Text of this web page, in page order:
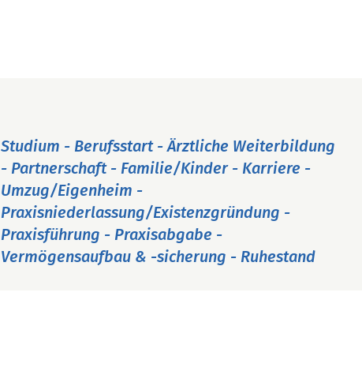
Studium - Berufsstart - Ärztliche Weiterbildung
- Partnerschaft - Familie/Kinder - Karriere -
Umzug/Eigenheim -
Praxisniederlassung/Existenzgründung -
Praxisführung - Praxisabgabe -
Vermögensaufbau & -sicherung - Ruhestand